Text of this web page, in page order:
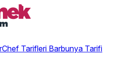
Tarifleri Barbunya Tarifi